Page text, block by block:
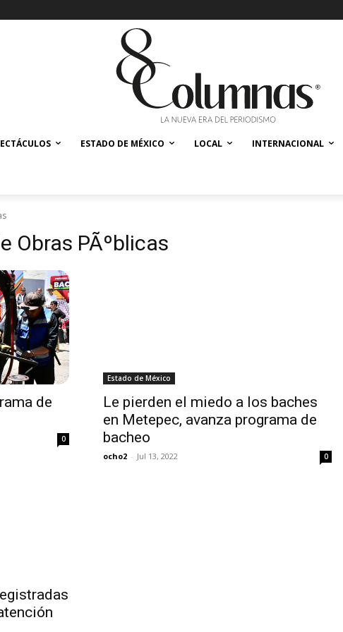
ESTADO DE MÉXICO LOCAL INTERNACIONAL
Obras PÃºblicas
de
0
Estado de México
Le pierden el miedo a los baches
en Metepec, avanza programa de
bacheo
ocho2 - Jul 13, 2022 0